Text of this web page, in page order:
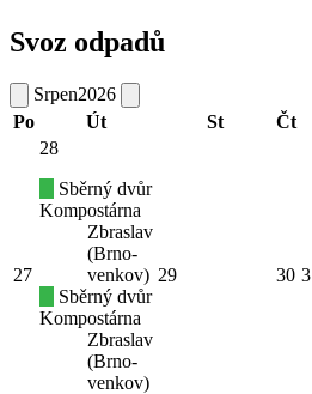
Svoz odpadů
Srpen2026
Po
Út St Čt
27
28
Sběrný dvůr
Kompostárna
Zbraslav
(Brno-
venkov)
Sběrný dvůr
Kompostárna
Zbraslav
(Brno-
venkov)
29 30